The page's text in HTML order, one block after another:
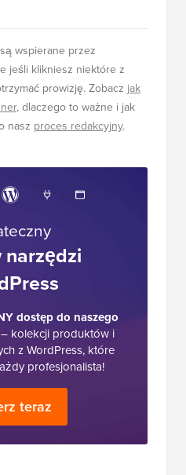
wspierane przez
jeśli klikniesz niektóre z
prowizję. Zobacz jak
, dlaczego to ważne i jak
nasz proces redakcyjny.
narzędzi
dostęp do naszego
– kolekcji produktów i
z WordPress, które
profesjonalista!
teraz